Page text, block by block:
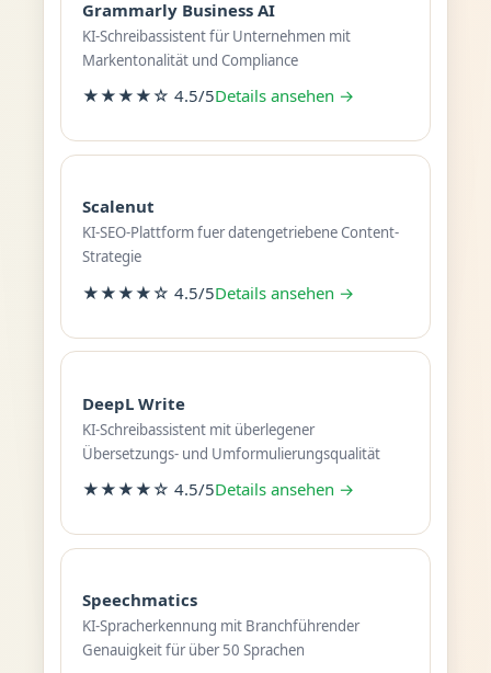
Grammarly Business AI
KI-Schreibassistent für Unternehmen mit
Markentonalität und Compliance
★★★★☆ 4.5/5Details ansehen →
Scalenut
KI-SEO-Plattform fuer datengetriebene Content-
Strategie
★★★★☆ 4.5/5Details ansehen →
DeepL Write
KI-Schreibassistent mit überlegener
Übersetzungs- und Umformulierungsqualität
★★★★☆ 4.5/5Details ansehen →
Speechmatics
KI-Spracherkennung mit Branchführender
Genauigkeit für über 50 Sprachen